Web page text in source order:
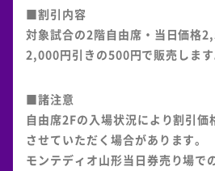
■割引内容
対象試合の2階自由席・当日価格
2,000円引きの500円で販売します
■諸注意
自由席2Fの入場状況により割引価
させていただく場合があります。
モンテディオ山形当日券売り場で